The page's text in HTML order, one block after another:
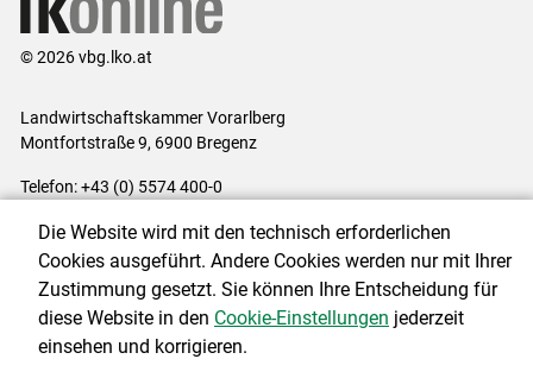
© 2026 vbg.lko.at
Landwirtschaftskammer Vorarlberg
Montfortstraße 9, 6900 Bregenz
Telefon: +43 (0) 5574 400-0
Impressum|Kontakt|Datenschutzerklärung|Barrierefreiheit|
Cookie-Einstellungen
Die Website wird mit den technisch erforderlichen
Cookies ausgeführt. Andere Cookies werden nur mit Ihrer
Zustimmung gesetzt. Sie können Ihre Entscheidung für
diese Website in den Cookie-Einstellungen jederzeit
einsehen und korrigieren.